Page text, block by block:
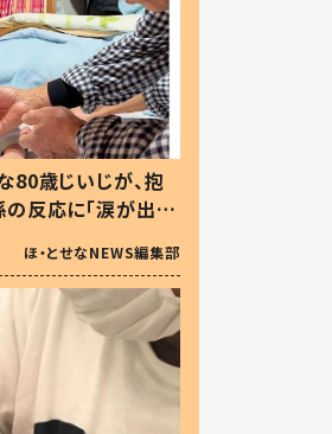
80歳じいじが、抱
反応に「涙が出ま
ない」
ほ・とせなNEWS編集部